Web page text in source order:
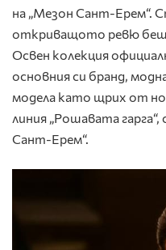
на „Мезон Сант-Ерем“.
откриващото ревю
Освен колекция
основния си бранд,
модела като щрих от
линия „Рошавата
Сант-Ерем“.